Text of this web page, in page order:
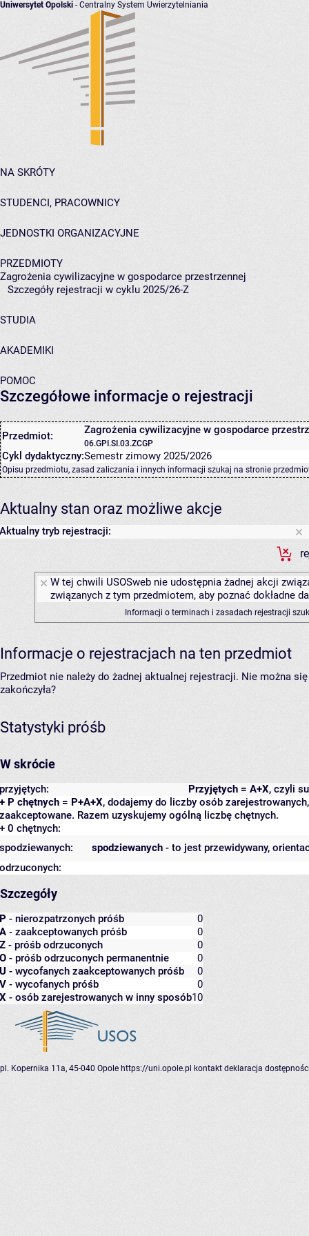
Uniwersytet Opolski - Centralny System Uwierzytelniania
NA SKRÓTY
STUDENCI, PRACOWNICY
JEDNOSTKI ORGANIZACYJNE
PRZEDMIOTY
Zagrożenia cywilizacyjne w gospodarce przestrzennej
Szczegóły rejestracji w cyklu 2025/26-Z
STUDIA
AKADEMIKI
POMOC
Szczegółowe informacje o rejestracji
Przedmiot: Zagrożenia cywilizacyjne w gospodarce
06.GPI.SI.03.ZCGP
Cykl dydaktyczny:Semestr zimowy 2025/2026
Opisu przedmiotu, zasad zaliczania i innych informacji szukaj na stronie
Aktualny stan oraz możliwe akcje
Aktualny tryb rejestracji:
W tej chwili USOSweb nie udostępnia żadnej akcji
związanych z tym przedmiotem, aby poznać dokładne
Informacji o terminach i zasadach rejestracji
Informacje o rejestracjach na ten przedmiot
Przedmiot nie należy do żadnej aktualnej rejestracji. Nie można
zakończyła?
Statystyki próśb
W skrócie
Przyjętych = A+X, czyli
przyjętych:
+ P chętnych = P+A+X, dodajemy do liczby osób
zaakceptowane. Razem uzyskujemy ogólną liczbę chętnych.
+ 0 chętnych:
spodziewanych - to jest przewidywany,
spodziewanych:
odrzuconych:
Szczegóły
P - nierozpatrzonych próśb
0
A - zaakceptowanych próśb
0
Z - próśb odrzuconych
0
O - próśb odrzuconych permanentnie
0
U - wycofanych zaakceptowanych próśb
0
V - wycofanych próśb
0
X - osób zarejestrowanych w inny sposób10
pl. Kopernika 11a, 45-040 Opole https://uni.opole.pl kontakt deklaracja